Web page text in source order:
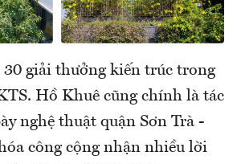
giải thưởng kiến trúc trong
Hồ Khuê cũng chính là tác
nghệ thuật quận Sơn Trà -
công cộng nhận nhiều lời